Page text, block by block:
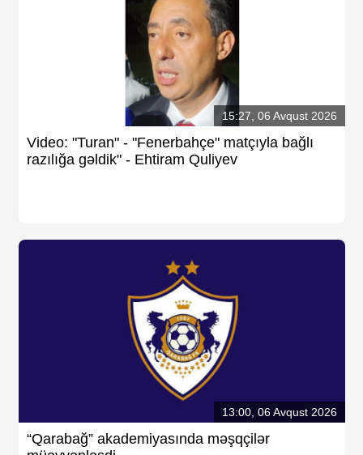
15:27, 06 Avqust 2026
Video: "Turan" - "Fenerbahçe" matçıyla bağlı
razılığa gəldik" - Ehtiram Quliyev
13:00, 06 Avqust 2026
“Qarabağ” akademiyasında məşqçilər